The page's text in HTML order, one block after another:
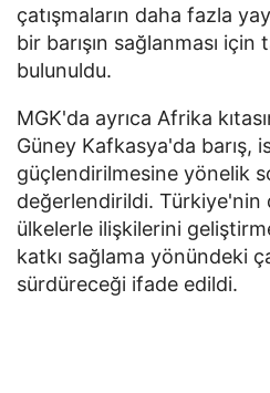
çatışmaların daha fazla
bir barışın sağlanması için
bulunuldu.
MGK'da ayrıca Afrika
Güney Kafkasya'da barış,
güçlendirilmesine yönelik
değerlendirildi. Türkiye'nin
ülkelerle ilişkilerini
katkı sağlama yönündeki
sürdüreceği ifade edildi.